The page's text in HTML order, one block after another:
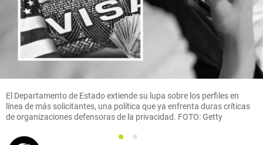
El Departamento de Estado extiende su lupa sobre los perfiles en
línea de más solicitantes, una política que ya enfrenta duras críticas
de organizaciones defensoras de la privacidad. FOTO: Getty
1
2